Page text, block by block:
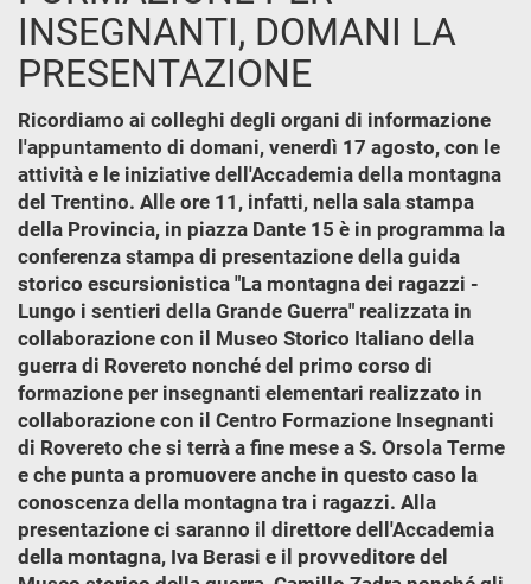
INSEGNANTI, DOMANI LA
PRESENTAZIONE
Ricordiamo ai colleghi degli organi di informazione
l'appuntamento di domani, venerdì 17 agosto, con le
attività e le iniziative dell'Accademia della montagna
del Trentino. Alle ore 11, infatti, nella sala stampa
della Provincia, in piazza Dante 15 è in programma la
conferenza stampa di presentazione della guida
storico escursionistica "La montagna dei ragazzi -
Lungo i sentieri della Grande Guerra" realizzata in
collaborazione con il Museo Storico Italiano della
guerra di Rovereto nonché del primo corso di
formazione per insegnanti elementari realizzato in
collaborazione con il Centro Formazione Insegnanti
di Rovereto che si terrà a fine mese a S. Orsola Terme
e che punta a promuovere anche in questo caso la
conoscenza della montagna tra i ragazzi. Alla
presentazione ci saranno il direttore dell'Accademia
della montagna, Iva Berasi e il provveditore del